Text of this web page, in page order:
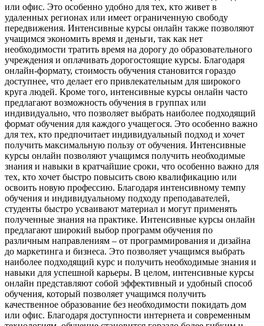
или офис. Это особенно удобно для тех, кто живет в
удаленных регионах или имеет ограниченную свободу
передвижения. Интенсивные курсы онлайн также позволяют
учащимся экономить время и деньги, так как нет
необходимости тратить время на дорогу до образовательного
учреждения и оплачивать дорогостоящие курсы. Благодаря
онлайн-формату, стоимость обучения становится гораздо
доступнее, что делает его привлекательным для широкого
круга людей. Кроме того, интенсивные курсы онлайн часто
предлагают возможность обучения в группах или
индивидуально, что позволяет выбрать наиболее подходящий
формат обучения для каждого учащегося. Это особенно важно
для тех, кто предпочитает индивидуальный подход и хочет
получить максимальную пользу от обучения. Интенсивные
курсы онлайн позволяют учащимся получить необходимые
знания и навыки в кратчайшие сроки, что особенно важно для
тех, кто хочет быстро повысить свою квалификацию или
освоить новую профессию. Благодаря интенсивному темпу
обучения и индивидуальному подходу преподавателей,
студенты быстро усваивают материал и могут применять
полученные знания на практике. Интенсивные курсы онлайн
предлагают широкий выбор программ обучения по
различным направлениям – от программирования и дизайна
до маркетинга и бизнеса. Это позволяет учащимся выбрать
наиболее подходящий курс и получить необходимые знания и
навыки для успешной карьеры. В целом, интенсивные курсы
онлайн представляют собой эффективный и удобный способ
обучения, который позволяет учащимся получить
качественное образование без необходимости покидать дом
или офис. Благодаря доступности интернета и современным